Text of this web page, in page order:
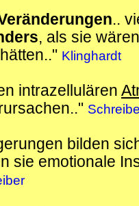
..
, als sie
Klinghardt
intrazellulären
bilden
sie emotionale